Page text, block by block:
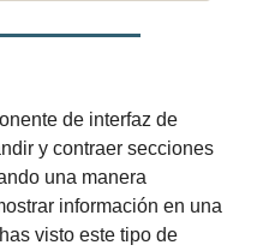
de interfaz de
y contraer secciones
una manera
información en una
visto este tipo de